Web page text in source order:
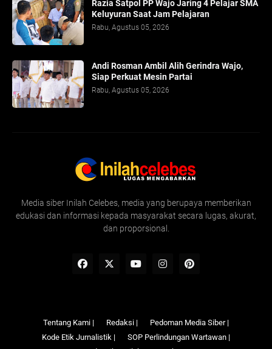
Razia Satpol PP Wajo Jaring 4 Pelajar SMA
Keluyuran Saat Jam Pelajaran
Rabu, Agustus 05, 2026
Andi Rosman Ambil Alih Gerindra Wajo,
Siap Perkuat Mesin Partai
Rabu, Agustus 05, 2026
Media siber Inilah Celebes, media yang berupaya memberikan
edukasi dan informasi kepada masyarakat secara lugas, akurat,
dan proporsional.
Tentang Kami | Redaksi |
Pedoman Media Siber |
Kode Etik Jurnalistik |
SOP Perlindungan Wartawan |